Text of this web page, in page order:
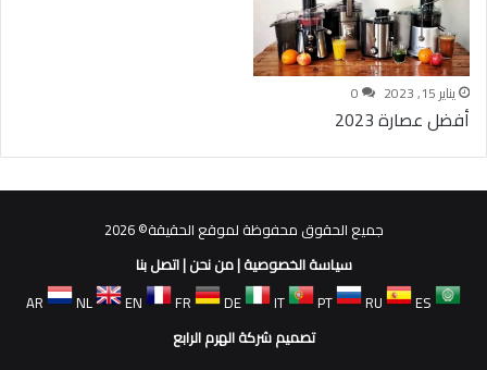
يناير 15, 2023 0
أفضل عصارة 2023
جميع الحقوق محفوظة لموقع الحقيقة© 2026
سياسة الخصوصية|من نحن|اتصل بنا
AR
NL EN FR DE IT PT RU
ES
تصميم شركة الهرم الرابع